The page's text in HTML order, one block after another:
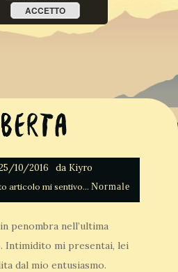
10/2016 da Kiyro
Normale
penombra nell’ultima
Intimidito mi presentai, lei
dal mio entusiasmo.
ACCETTO